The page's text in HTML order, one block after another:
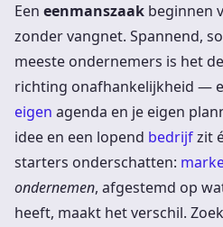
Een eenmanszaak beginnen
zonder vangnet. Spannend,
meeste ondernemers is het
richting onafhankelijkheid —
eigen agenda en je eigen
idee en een lopend bedrijfzit
starters onderschatten:
ondernemen, afgestemd op
heeft, maakt het verschil.